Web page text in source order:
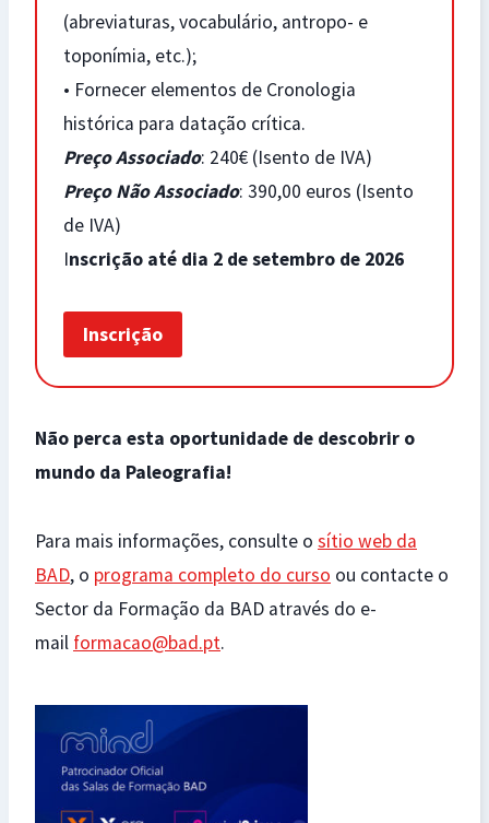
(abreviaturas, vocabulário, antropo- e
toponímia, etc.);
• Fornecer elementos de Cronologia
histórica para datação crítica.
Preço Associado: 240€ (Isento de IVA)
Preço Não Associado: 390,00 euros (Isento
de IVA)
Inscrição até dia 2 de setembro de 2026
Inscrição
Não perca esta oportunidade de descobrir o
mundo da Paleografia!
Para mais informações, consulte o sítio web da
BAD, o programa completo do curso ou contacte o
Sector da Formação da BAD através do e-
mail formacao@bad.pt.